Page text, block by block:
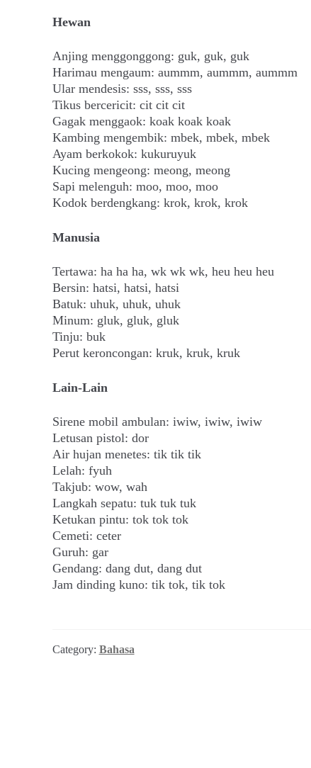
Hewan
Anjing menggonggong: guk, guk, guk
Harimau mengaum: aummm, aummm, aummm
Ular mendesis: sss, sss, sss
Tikus bercericit: cit cit cit
Gagak menggaok: koak koak koak
Kambing mengembik: mbek, mbek, mbek
Ayam berkokok: kukuruyuk
Kucing mengeong: meong, meong
Sapi melenguh: moo, moo, moo
Kodok berdengkang: krok, krok, krok
Manusia
Tertawa: ha ha ha, wk wk wk, heu heu heu
Bersin: hatsi, hatsi, hatsi
Batuk: uhuk, uhuk, uhuk
Minum: gluk, gluk, gluk
Tinju: buk
Perut keroncongan: kruk, kruk, kruk
Lain-Lain
Sirene mobil ambulan: iwiw, iwiw, iwiw
Letusan pistol: dor
Air hujan menetes: tik tik tik
Lelah: fyuh
Takjub: wow, wah
Langkah sepatu: tuk tuk tuk
Ketukan pintu: tok tok tok
Cemeti: ceter
Guruh: gar
Gendang: dang dut, dang dut
Jam dinding kuno: tik tok, tik tok
Category: Bahasa